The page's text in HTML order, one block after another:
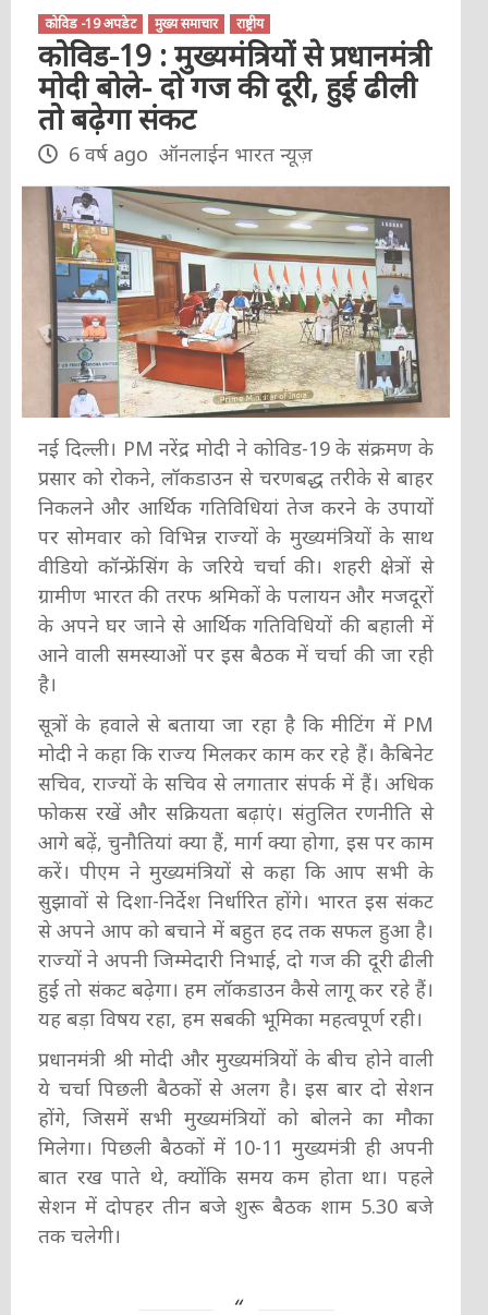
कोविड -19 अपडेट मुख्य समाचार राष्ट्रीय
कोविड-19 : मुख्यमंत्रियों से प्रधानमंत्री
मोदी बोले- दो गज की दूरी, हुई ढीली
तो बढ़ेगा संकट
6 वर्ष ago ऑनलाईन भारत न्यूज़
नई दिल्ली। PM नरेंद्र मोदी ने कोविड-19 के संक्रमण के
प्रसार को रोकने, लॉकडाउन से चरणबद्ध तरीके से बाहर
निकलने और आर्थिक गतिविधियां तेज करने के उपायों
पर सोमवार को विभिन्न राज्यों के मुख्यमंत्रियों के साथ
वीडियो कॉन्फ्रेंसिंग के जरिये चर्चा की। शहरी क्षेत्रों से
ग्रामीण भारत की तरफ श्रमिकों के पलायन और मजदूरों
के अपने घर जाने से आर्थिक गतिविधियों की बहाली में
आने वाली समस्याओं पर इस बैठक में चर्चा की जा रही
है।
सूत्रों के हवाले से बताया जा रहा है कि मीटिंग में PM
मोदी ने कहा कि राज्य मिलकर काम कर रहे हैं। कैबिनेट
सचिव, राज्यों के सचिव से लगातार संपर्क में हैं। अधिक
फोकस रखें और सक्रियता बढ़ाएं। संतुलित रणनीति से
आगे बढ़ें, चुनौतियां क्या हैं, मार्ग क्या होगा, इस पर काम
करें। पीएम ने मुख्यमंत्रियों से कहा कि आप सभी के
सुझावों से दिशा-निर्देश निर्धारित होंगे। भारत इस संकट
से अपने आप को बचाने में बहुत हद तक सफल हुआ है।
राज्यों ने अपनी जिम्मेदारी निभाई, दो गज की दूरी ढीली
हुई तो संकट बढ़ेगा। हम लॉकडाउन कैसे लागू कर रहे हैं।
यह बड़ा विषय रहा, हम सबकी भूमिका महत्वपूर्ण रही।
प्रधानमंत्री श्री मोदी और मुख्यमंत्रियों के बीच होने वाली
ये चर्चा पिछली बैठकों से अलग है। इस बार दो सेशन
होंगे, जिसमें सभी मुख्यमंत्रियों को बोलने का मौका
मिलेगा। पिछली बैठकों में 10-11 मुख्यमंत्री ही अपनी
बात रख पाते थे, क्योंकि समय कम होता था। पहले
सेशन में दोपहर तीन बजे शुरू बैठक शाम 5.30 बजे
तक चलेगी।